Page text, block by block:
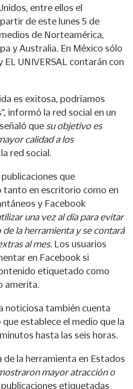
entre ellos el
de este lunes 5 de
de Norteamérica,
y Australia. En México sólo
UNIVERSAL contarán con
es exitosa, podríamos
informó la red social en un
que su objetivo es
calidad a los
red social.
que
tanto en escritorio como en
y Facebook
una vez al día para evitar
de la herramienta y se contará
al mes. Los usuarios
en Facebook si
etiquetado como
amerita.
noticiosa también cuenta
establece el medio que la
hasta las seis horas.
de la herramienta en Estados
mayor atracción o
publicaciones etiquetadas